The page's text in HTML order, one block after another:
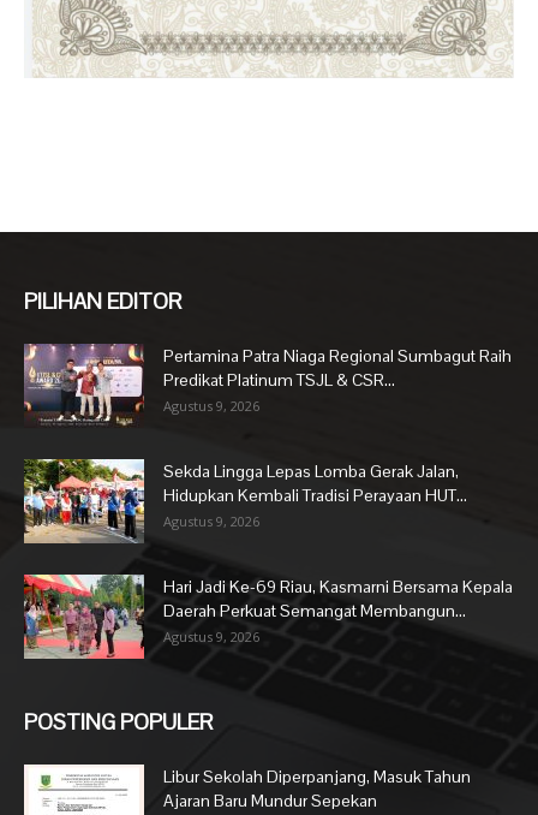
PILIHAN EDITOR
Pertamina Patra Niaga Regional Sumbagut Raih
Predikat Platinum TSJL & CSR...
Agustus 9, 2026
Sekda Lingga Lepas Lomba Gerak Jalan,
Hidupkan Kembali Tradisi Perayaan HUT...
Agustus 9, 2026
Hari Jadi Ke-69 Riau, Kasmarni Bersama Kepala
Daerah Perkuat Semangat Membangun...
Agustus 9, 2026
POSTING POPULER
Libur Sekolah Diperpanjang, Masuk Tahun
Ajaran Baru Mundur Sepekan